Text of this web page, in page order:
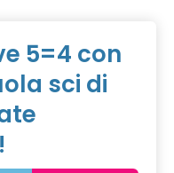
5=4 con
sci di